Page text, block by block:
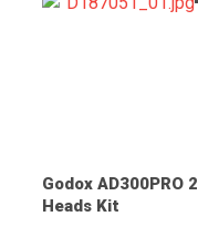
Godox AD300PRO 2
Heads Kit